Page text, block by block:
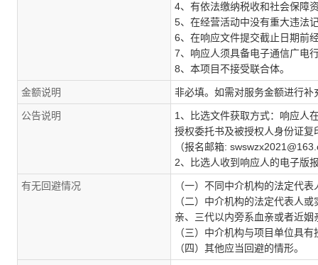
4、有依法缴纳税收和社会保障
5、在经营活动中没有重大违法
6、在响应文件提交截止日期前
7、响应人须具备电子通信广电
8、本项目不接受联合体。
金额说明 非必填。如需对服务金额进行补
公告说明
1、比选文件获取方式：响应人
授权委托书及被授权人身份证
（报名邮箱:
2、比选人收到响应人的电子版
有无回避情况
（一）不同中介机构的法定代
（二）中介机构的法定代表人
亲、三代以内旁系血亲或者近姻
（三）中介机构与项目单位具
（四）其他应当回避的情形。